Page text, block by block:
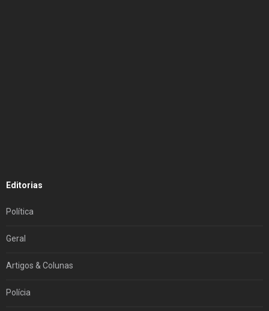
Editorias
Política
Geral
Artigos & Colunas
Polícia